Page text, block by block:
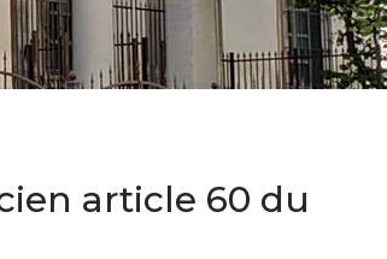
article 60 du